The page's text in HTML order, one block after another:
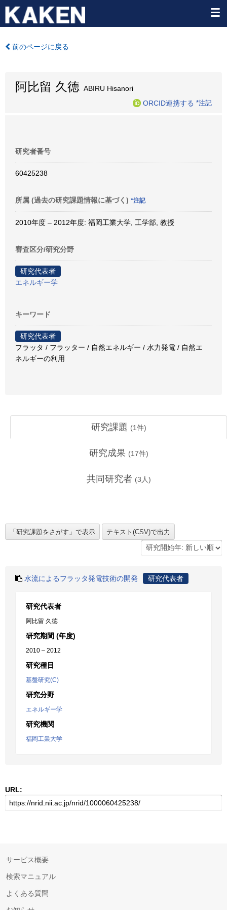
前のページに戻る
阿比留 久徳 ABIRU Hisanori
ORCID連携する *注記
研究者番号
60425238
所属 (過去の研究課題情報に基づく) *注記
2010年度 – 2012年度: 福岡工業大学, 工学部, 教授
審査区分/研究分野
研究代表者
エネルギー学
キーワード
研究代表者
フラッタ / フラッター / 自然エネルギー / 水力発電 / 自然エ
ネルギーの利用
研究課題 (1件)
研究成果 (17件)
共同研究者 (3 人)
水流によるフラッタ発電技術の開発 研究代表者
研究代表者
阿比留 久徳
研究期間 (年度)
2010 – 2012
研究種目
基盤研究(C)
研究分野
エネルギー学
研究機関
福岡工業大学
URL:
サービス概要
検索マニュアル
よくある質問